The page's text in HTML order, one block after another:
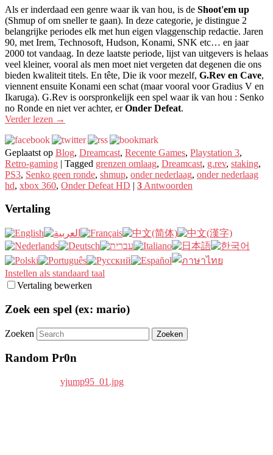
Als er inderdaad een genre waar ik van hou, is de Shoot'em up
(Shmup of om sneller te gaan). In deze categorie, je distingue 2
belangrijke periodes elk met hun eigen vlaggenschip redactie. Jaren
90, met Irem, Technosoft, Hudson, Konami, SNK etc… en jaar
2000 tot vandaag. In deze laatste periode, lijst van uitgevers is helaas
veel kleiner, vooral als men moet niet vergeten dat degenen die ons
bieden kwaliteit titels. En tête, Die ik voor mezelf, G.Rev en Cave,
viennent ensuite Konami een schat (maar vooral voor Gradius V en
Ikaruga). G.Rev is oorspronkelijk een spel waar ik van hou : Senko
no Ronde en niet ver achter, erOnder Defeat.
Verder lezen →
Geplaatst op Blog, Dreamcast, Recente Games, Playstation 3,
Retro-gaming | Tagged grenzen omlaag, Dreamcast, g.rev, staking,
PS3, Senko geen ronde, shmup, onder nederlaag, onder nederlaag
hd, xbox 360, Onder Defeat HD | 3 Antwoorden
Vertaling
Instellen als standaard taal
Vertaling bewerken
Zoek een spel (ex: mario)
Zoeken
Random Pr0n